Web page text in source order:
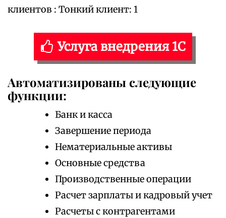
клиентов : Тонкий клиент: 1
Услуга внедрения 1С
Автоматизированы следующие
функции:
Банк и касса
Завершение периода
Нематериальные активы
Основные средства
Производственные операции
Расчет зарплаты и кадровый учет
Расчеты с контрагентами